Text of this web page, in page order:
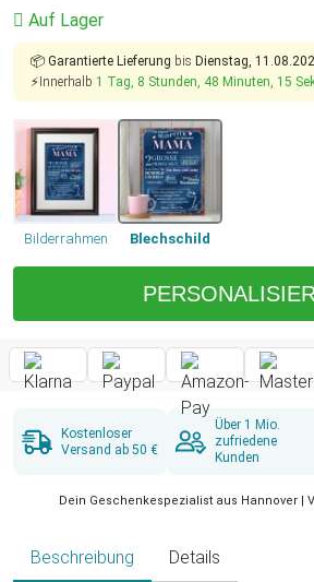
Auf Lager
📦 Garantierte Lieferung bis Dienstag,
⚡Innerhalb 1 Tag, 8 Stunden, 48 Minuten, 14
Bilderrahmen Blechschild
Kostenloser
Versand ab 50 €
Über 1 Mio.
zufriedene
Kunden
Dein Geschenkespezialist aus Hannover |
Beschreibung Details